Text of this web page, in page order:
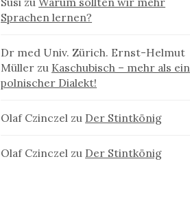
Sprachen lernen?
Dr med Univ. Zürich. Ernst-Helmut
Müller zu Kaschubisch – mehr als ein
polnischer Dialekt!
Olaf Czinczel zu Der Stintkönig
Olaf Czinczel zu Der Stintkönig